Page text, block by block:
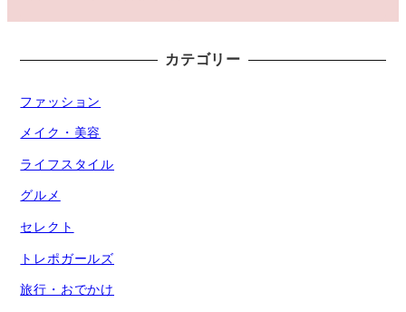
カテゴリー
ファッション
メイク・美容
ライフスタイル
グルメ
セレクト
トレポガールズ
旅行・おでかけ